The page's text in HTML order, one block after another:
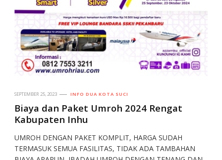
SEPTEMBER 25, 2023 INFO DUA KOTA SUCI
Biaya dan Paket Umroh 2024 Rengat
Kabupaten Inhu
UMROH DENGAN PAKET KOMPLIT, HARGA SUDAH
TERMASUK SEMUA FASILITAS, TIDAK ADA TAMBAHAN